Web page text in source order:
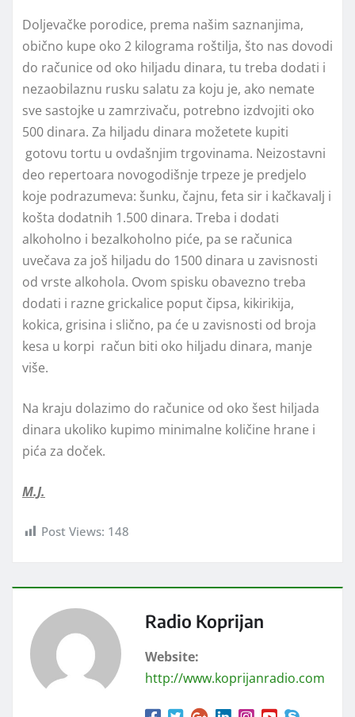
Doljevačke porodice, prema našim saznanjima,
obično kupe oko 2 kilograma roštilja, što nas dovodi
do računice od oko hiljadu dinara, tu treba dodati i
nezaobilaznu rusku salatu za koju je, ako nemate
sve sastojke u zamrzivaču, potrebno izdvojiti oko
500 dinara. Za hiljadu dinara možetete kupiti
gotovu tortu u ovdašnjim trgovinama. Neizostavni
deo repertoara novogodišnje trpeze je predjelo
koje podrazumeva: šunku, čajnu, feta sir i kačkavalj i
košta dodatnih 1.500 dinara. Treba i dodati
alkoholno i bezalkoholno piće, pa se računica
uvečava za još hiljadu do 1500 dinara u zavisnosti
od vrste alkohola. Ovom spisku obavezno treba
dodati i razne grickalice poput čipsa, kikirikija,
kokica, grisina i slično, pa će u zavisnosti od broja
kesa u korpi račun biti oko hiljadu dinara, manje
više.
Na kraju dolazimo do računice od oko šest hiljada
dinara ukoliko kupimo minimalne količine hrane i
pića za doček.
M.J.
Post Views: 148
Radio Koprijan
Website:
http://www.koprijanradio.com